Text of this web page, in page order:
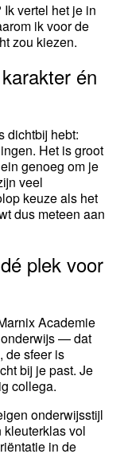
vertel het je in
ik voor de
zou kiezen.
én
dichtbij hebt:
Het is groot
genoeg om je
veel
keuze als het
dus meteen aan
plek voor
Academie
— dat
de sfeer is
bij je past. Je
collega.
onderwijsstijl
kleuterklas vol
in de